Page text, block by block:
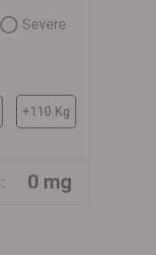
Severe
+110 Kg
0 mg